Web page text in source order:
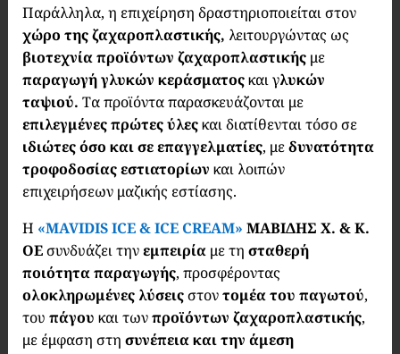
Παράλληλα, η επιχείρηση δραστηριοποιείται στον
χώρο της ζαχαροπλαστικής, λειτουργώντας ως
βιοτεχνία προϊόντων ζαχαροπλαστικήςμε
παραγωγή γλυκών κεράσματοςκαι γλυκών
ταψιού. Τα προϊόντα παρασκευάζονται με
επιλεγμένες πρώτες ύλεςκαι διατίθενται τόσο σε
ιδιώτες όσο και σε επαγγελματίες, μεδυνατότητα
τροφοδοσίας εστιατορίων και λοιπών
επιχειρήσεων μαζικής εστίασης.
Η «MAVIDIS ICE & ICE CREAM» ΜΑΒΙΔΗΣ Χ. & Κ.
ΟΕσυνδυάζει τηνεμπειρία με τη σταθερή
ποιότητα παραγωγής, προσφέροντας
ολοκληρωμένες λύσειςστοντομέα του παγωτού,
του πάγου και τωνπροϊόντων ζαχαροπλαστικής,
με έμφαση στη συνέπεια και την άμεση